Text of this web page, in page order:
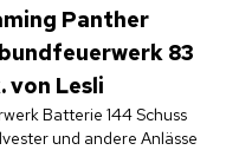
Panther
83
von Lesli
Batterie 144 Schuss
und andere Anlässe